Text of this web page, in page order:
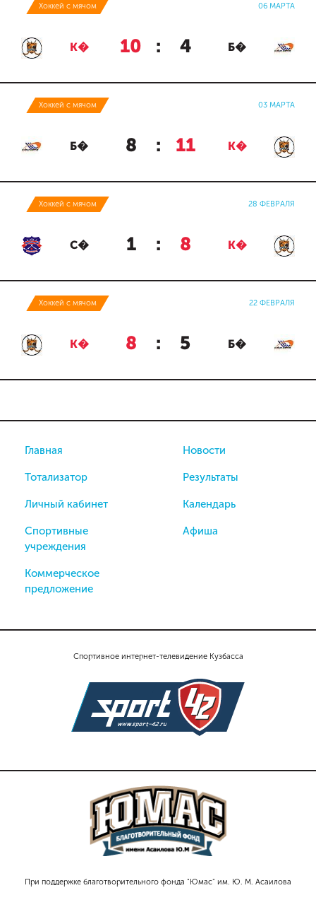
Хоккей с мячом 06 МАРТА
К� 10 : 4 Б�
Хоккей с мячом 03 МАРТА
Б� 8 : 11 К�
Хоккей с мячом 28 ФЕВРАЛЯ
С� 1 : 8 К�
Хоккей с мячом 22 ФЕВРАЛЯ
К� 8 : 5 Б�
Спортивное интернет-телевидение Кузбасса
При поддержке благотворительного фонда "Юмас" им. Ю. М. Асаилова
Главная
Тотализатор
Личный кабинет
Спортивные
учреждения
Коммерческое
предложение
Новости
Результаты
Календарь
Афиша